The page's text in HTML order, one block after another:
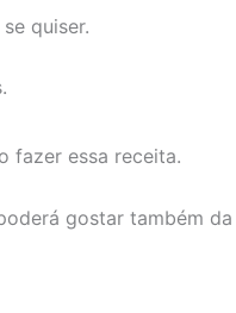
quiser.
fazer essa receita.
gostar também da